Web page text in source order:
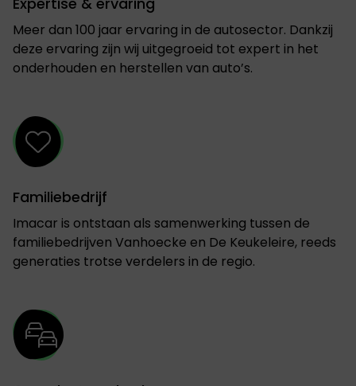
Meer dan 100 jaar ervaring in de autosector. Dankzij
deze ervaring zijn wij uitgegroeid tot expert in het
onderhouden en herstellen van auto’s.
Familiebedrijf
Imacar is ontstaan als samenwerking tussen de
familiebedrijven Vanhoecke en De Keukeleire, reeds
generaties trotse verdelers in de regio.